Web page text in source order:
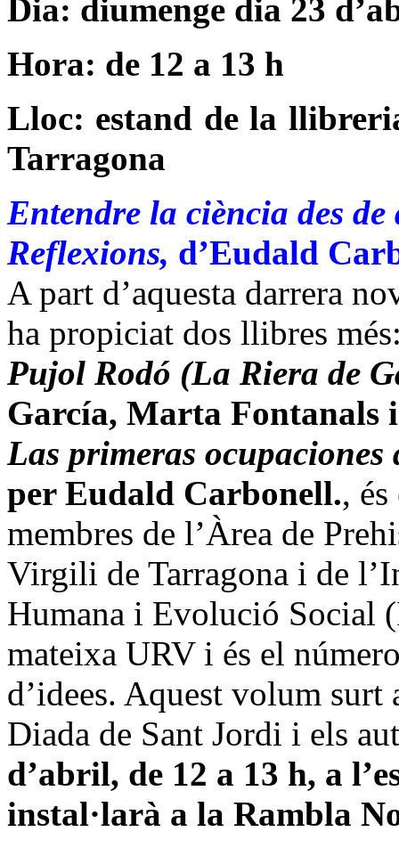
Dia: diumenge dia 23
Hora: de 12 a 13 h
Lloc: estand de la
Tarragona
Entendre la ciència des
Reflexions, d’Eudald
A part d’aquesta darrera
ha propiciat dos llibres
Pujol Rodó (La Riera de
García, Marta Fontanals
Las primeras
per Eudald Carbonell.,
membres de l’Àrea de
Virgili de Tarragona i de
Humana i Evolució Social
mateixa URV i és el
d’idees. Aquest volum
Diada de Sant Jordi i els
d’abril, de 12 a 13 h, a
instal·larà a la Rambla